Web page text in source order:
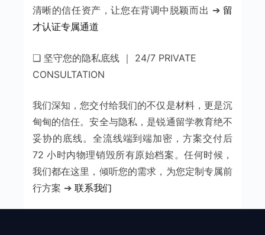
清晰的信任资产，让您在背调中脱颖而出 ➔ 留
才认证专属通道
❑ 坚守您的隐私底线 ｜ 24/7 PRIVATE
CONSULTATION
我们深知，您交付给我们的不仅是材料，更是沉
甸甸的信任。安全与隐私，是锐通留学教育绝不
妥协的底线。全流线端到端加密，方案交付后
72 小时内物理销毁所有原始档案。任何时候，
我们都在这里，倾听您的需求，为您定制专属前
行方案 ➔ 联系我们